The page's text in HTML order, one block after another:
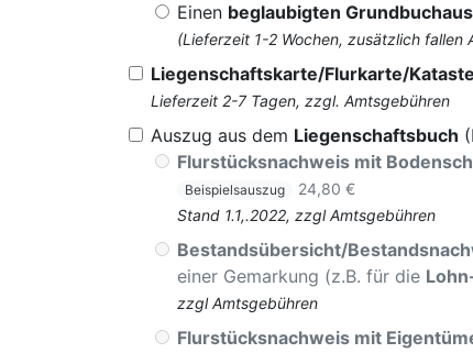
Einen beglaubigten
(Lieferzeit 1-2 Wochen, zusätzlich
Liegenschaftskarte/Flurkarte/
Lieferzeit 2-7 Tagen, zzgl. Amtsgebühren
Auszug aus dem Liegenschaftsbuch
Flurstücksnachweis mit
Beispielsauszug
24,80 €
Stand 1.1,.2022, zzgl Amtsgebühren
Bestandsübersicht/
einer Gemarkung (z.B. für die
zzgl Amtsgebühren
Flurstücksnachweis mit